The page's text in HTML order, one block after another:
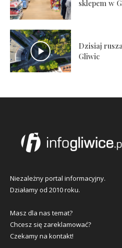
sklepem w
Dzisiaj
Gliwic
Niezależny portal informacyjny.
Działamy od 2010 roku.
Masz dla nas temat?
Chcesz się zareklamować?
Czekamy na kontakt!